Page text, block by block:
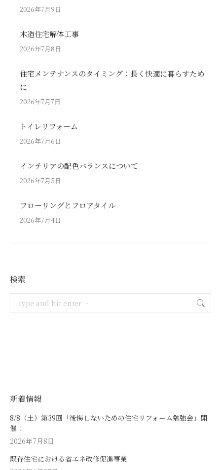
2026年7月9日
木造住宅解体工事
2026年7月8日
住宅メンテナンスのタイミング：長く快適に暮らすため
に
2026年7月7日
トイレリフォーム
2026年7月6日
インテリアの配色バランスについて
2026年7月5日
フローリングとフロアタイル
2026年7月4日
検索
新着情報
8/8（土）第39回「後悔しないための住宅リフォーム勉強会」開
催！
2026年7月8日
既存住宅における省エネ改修促進事業